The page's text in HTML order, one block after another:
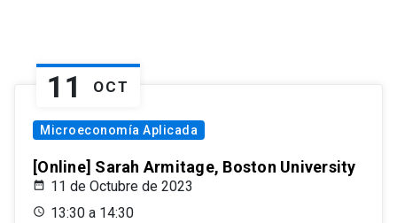
11 OCT
Microeconomía Aplicada
[Online] Sarah Armitage, Boston University
11 de Octubre de 2023
13:30 a 14:30